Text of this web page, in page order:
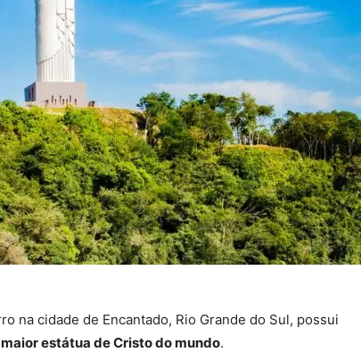
na cidade de Encantado, Rio Grande do Sul, possui
maior estátua de Cristo do mundo.